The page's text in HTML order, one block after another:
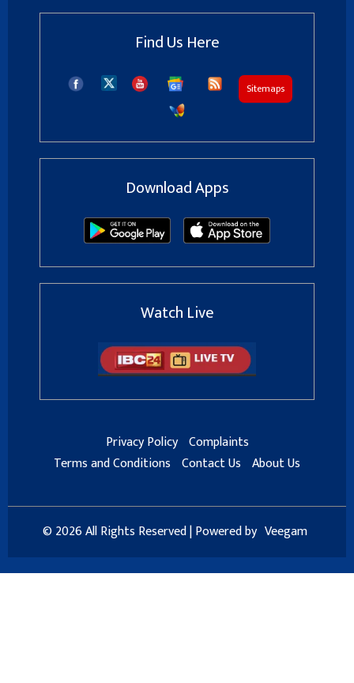
Find Us Here
Sitemaps
Download Apps
Watch Live
Privacy Policy Complaints
Terms and Conditions Contact Us About Us
© 2026 All Rights Reserved | Powered by Veegam